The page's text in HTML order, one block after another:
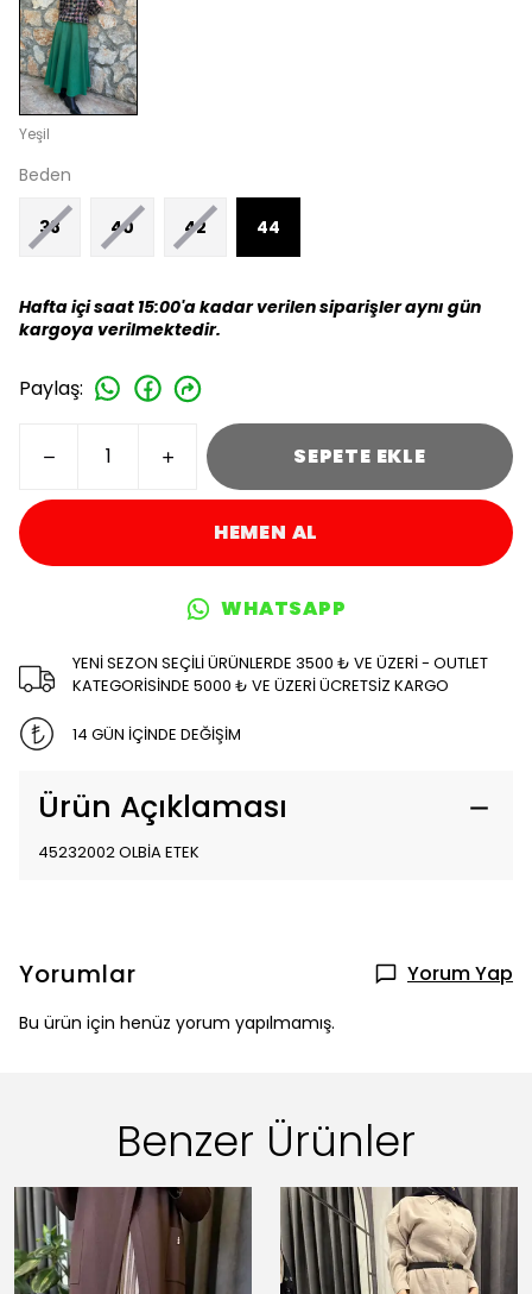
Yeşil
Beden
38 40 42 44
Hafta içi saat 15:00'a kadar verilen siparişler aynı gün
kargoya verilmektedir.
Paylaş:
SEPETE EKLE
HEMEN AL
WHATSAPP
YENİ SEZON SEÇİLİ ÜRÜNLERDE 3500 ₺ VE ÜZERİ - OUTLET
KATEGORİSİNDE 5000 ₺ VE ÜZERİ ÜCRETSİZ KARGO
14 GÜN İÇİNDE DEĞİŞİM
Ürün Açıklaması
45232002 OLBİA ETEK
Yorumlar Yorum Yap
Bu ürün için henüz yorum yapılmamış.
Benzer Ürünler